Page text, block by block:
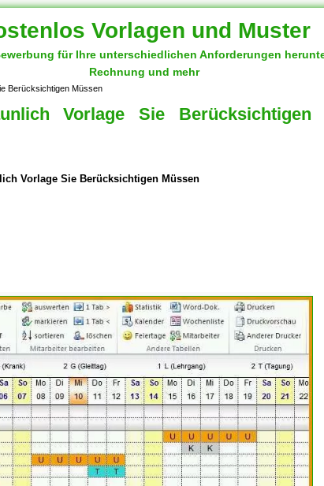
Vorlagen und Muster
für Ihre unterschiedlichen Anforderungen
Rechnung und mehr
Berücksichtigen Müssen
Vorlage Sie Berücksichtigen
Vorlage Sie Berücksichtigen Müssen